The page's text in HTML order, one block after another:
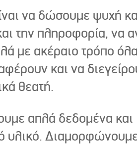
να δώσουμε ψυχή
την πληροφορία, να
με ακέραιο τρόπο
και να
θεατή.
απλά δεδομένα και
υλικό.